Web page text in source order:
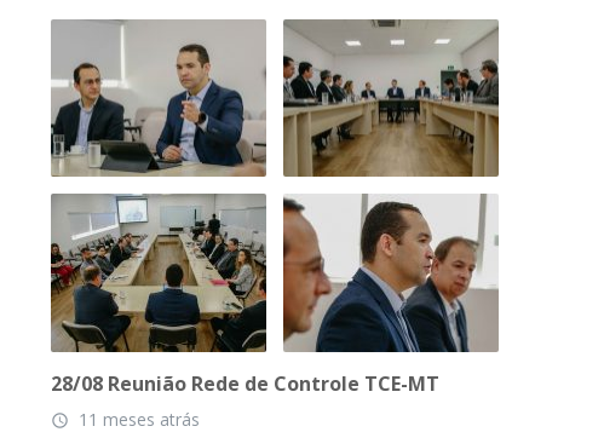
28/08 Reunião Rede de Controle TCE-MT
access_time 11 meses atrás